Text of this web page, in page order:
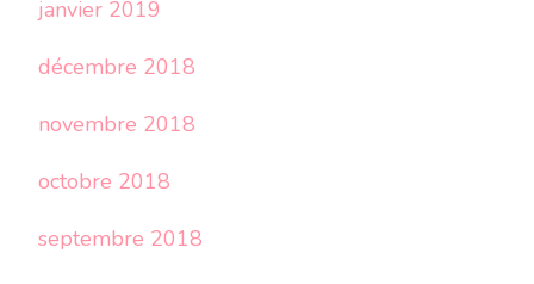
janvier 2019
décembre 2018
novembre 2018
octobre 2018
septembre 2018